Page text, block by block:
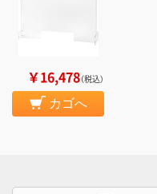
￥16,478（税込）
カゴへ